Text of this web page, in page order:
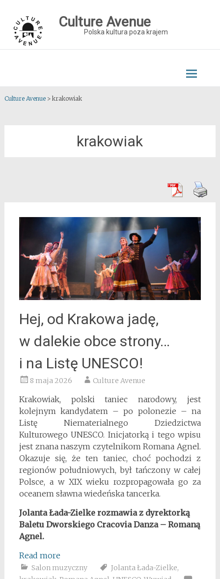
content
Culture Avenue
Polska kultura poza krajem
Culture Avenue> krakowiak
krakowiak
Hej, od Krakowa jadę,
w dalekie obce strony…
i na Listę UNESCO!
8 maja 2026 Culture Avenue
Krakowiak, polski taniec narodowy, jest
kolejnym kandydatem – po polonezie – na
Listę Niematerialnego Dziedzictwa
Kulturowego UNESCO. Inicjatorką i tego wpisu
jest znana naszym czytelnikom Romana Agnel.
Okazuje się, że ten taniec, choć pochodzi z
regionów południowych, był tańczony w całej
Polsce, a w XIX wieku rozpropagowała go za
oceanem sławna wiedeńska tancerka.
Jolanta Łada-Zielke rozmawia z dyrektorką
Baletu Dworskiego Cracovia Danza – Romaną
Agnel.
Read more
Salon muzyczny Jolanta Łada-Zielke,